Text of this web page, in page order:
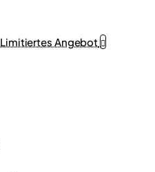
Limitiertes Angebot